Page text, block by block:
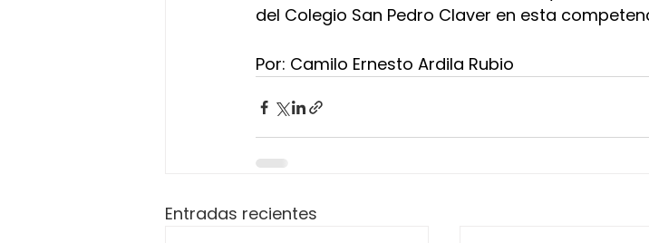
del Colegio San Pedro Claver en esta
Por: Camilo Ernesto Ardila Rubio
Entradas recientes